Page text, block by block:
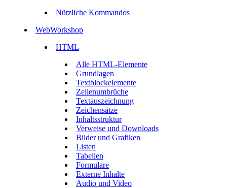
Nützliche Kommandos
WebWorkshop
HTML
Alle HTML-Elemente
Grundlagen
Textblockelemente
Zeilenumbrüche
Textauszeichnung
Zeichensätze
Inhaltsstruktur
Verweise und Downloads
Bilder und Grafiken
Listen
Tabellen
Formulare
Externe Inhalte
Audio und Video